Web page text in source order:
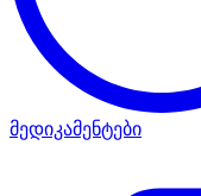
მედიკამენტები